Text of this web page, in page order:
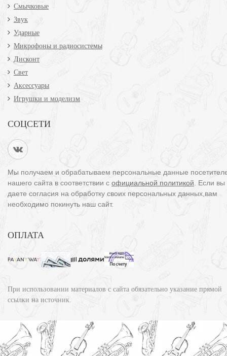
Смычковые
Звук
Ударные
Микрофоны и радиосистемы
Дисконт
Свет
Аксессуары
Игрушки и моделизм
СОЦСЕТИ
Мы получаем и обрабатываем персональные данные
нашего сайта в соответствии с официальной политикой . Если
даете согласия на обработку своих персональных данных,вам
необходимо покинуть наш сайт.
ОПЛАТА
При использовании материалов с сайта обязательно указание прямой
ссылки на источник.